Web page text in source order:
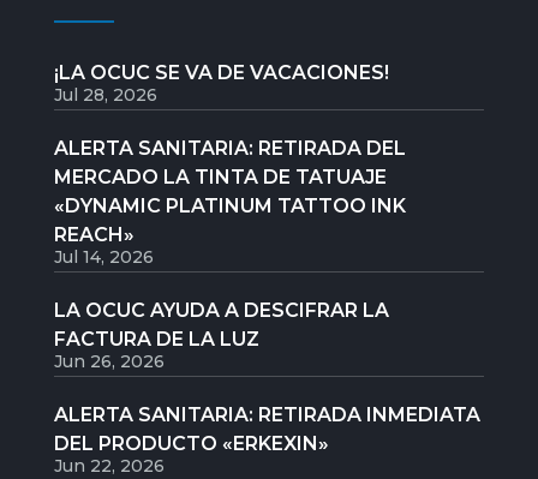
¡LA OCUC SE VA DE VACACIONES!
Jul 28, 2026
ALERTA SANITARIA: RETIRADA DEL
MERCADO LA TINTA DE TATUAJE
«DYNAMIC PLATINUM TATTOO INK
REACH»
Jul 14, 2026
LA OCUC AYUDA A DESCIFRAR LA
FACTURA DE LA LUZ
Jun 26, 2026
ALERTA SANITARIA: RETIRADA INMEDIATA
DEL PRODUCTO «ERKEXIN»
Jun 22, 2026